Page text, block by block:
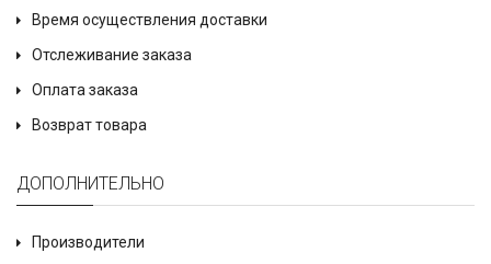
Время осуществления доставки
Отслеживание заказа
Оплата заказа
Возврат товара
ДОПОЛНИТЕЛЬНО
Производители